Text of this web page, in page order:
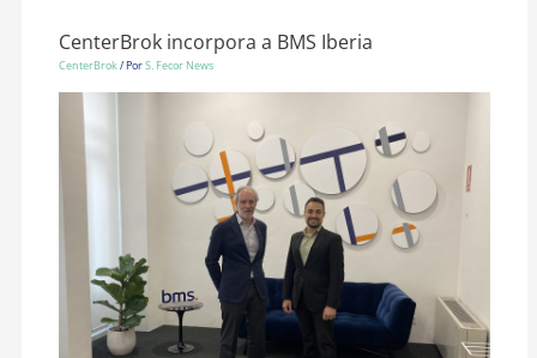
CenterBrok incorpora a BMS Iberia
CenterBrok/ PorS. Fecor News